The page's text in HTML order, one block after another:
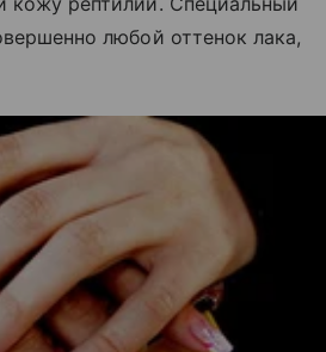
любой оттенок лака,